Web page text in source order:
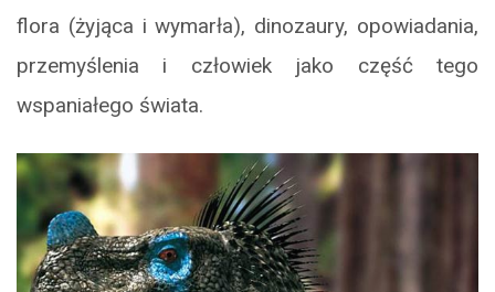
flora (żyjąca i wymarła), dinozaury, opowiadania,
przemyślenia i człowiek jako część tego
wspaniałego świata.